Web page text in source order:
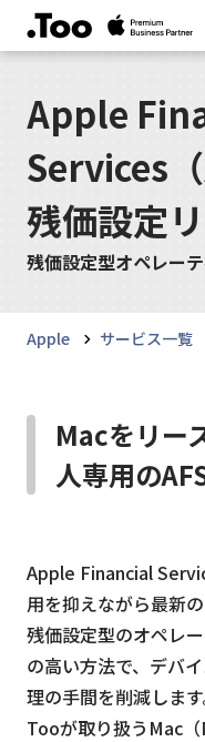
Apple
Services（
残価設定
残価設定型オペレー
Apple サービス一覧
Macをリー
人専用の
Apple Financial
用を抑えながら最新
残価設定型のオペレ
の高い方法で、デバ
理の手間を削減します
Tooが取り扱うMac